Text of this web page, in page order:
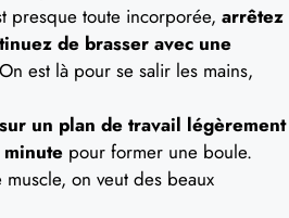
presque toute incorporée, arrêtez
de brasser avec une
est là pour se salir les mains,
un plan de travail légèrement
pour former une boule.
on veut des beaux